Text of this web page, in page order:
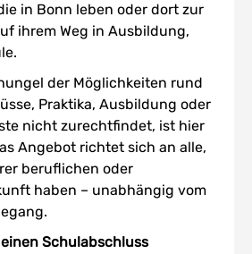
in Bonn leben oder dort zur
ihrem Weg in Ausbildung,
der Möglichkeiten rund
Praktika, Ausbildung oder
nicht zurechtfindet, ist hier
Angebot richtet sich an alle,
beruflichen oder
haben – unabhängig vom
Schulabschluss